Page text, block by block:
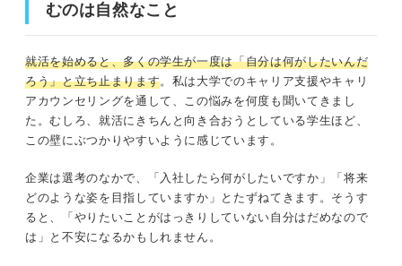
仕事を十分に知らない
「好きなこと」を無理に見つけなくても良い
企業が「やりたいこと」を聞くのはなぜか
やりたいことは、考えるだけでは見つかりにくい
夢がはっきりしていない人には、その人なりの進み
むのは自然なこと
就活を始めると、多くの学生が一度は「自分は何がしたいんだ
ろう」と立ち止まります。私は大学でのキャリア支援やキャリ
アカウンセリングを通して、この悩みを何度も聞いてきまし
た。むしろ、就活にきちんと向き合おうとしている学生ほど、
この壁にぶつかりやすいように感じています。
企業は選考のなかで、「入社したら何がしたいですか」「将来
どのような姿を目指していますか」とたずねてきます。そうす
ると、「やりたいことがはっきりしていない自分はだめなので
は」と不安になるかもしれません。